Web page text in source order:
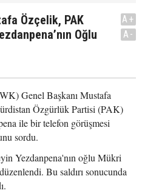
Özçelik, PAK
Oğlu
A+
A-
Genel Başkanı Mustafa
Özgürlük Partisi (PAK)
ile bir telefon görüşmesi
sordu.
Yezdanpena'nın oğlu Mükri
Bu saldırı sonucunda